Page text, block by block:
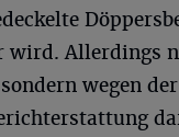
wird. Allerdings
wegen der